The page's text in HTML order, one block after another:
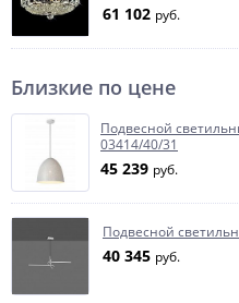
61 102 руб.
Близкие по цене
Подвесной
03414/40/31
45 239 руб.
Подвесной
40 345 руб.